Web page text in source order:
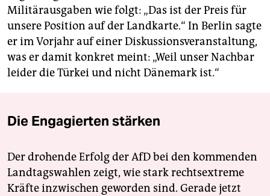
Militärausgaben wie folgt: „Das ist der Preis für
unsere Position auf der Landkarte.“ In Berlin sagte
er im Vorjahr auf einer Diskussionsveranstaltung,
was er damit konkret meint: „Weil unser Nachbar
leider die Türkei und nicht Dänemark ist.“
Die Engagierten stärken
Der drohende Erfolg der AfD bei den kommenden
Landtagswahlen zeigt, wie stark rechtsextreme
Kräfte inzwischen geworden sind. Gerade jetzt